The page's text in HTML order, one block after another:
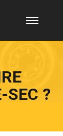
SEC ?